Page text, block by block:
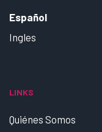
Español
Ingles
LINKS
Quiénes Somos